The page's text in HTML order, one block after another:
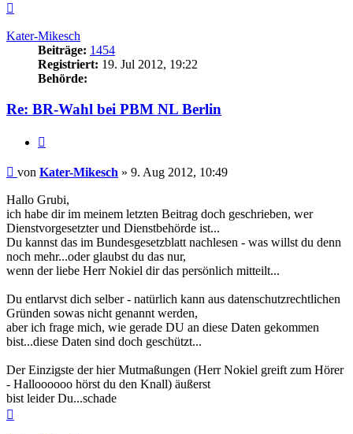
Kater-Mikesch
Beiträge: 1454
Registriert: 19. Jul 2012, 19:22
Behörde:
Re: BR-Wahl bei PBM NL Berlin
Beitrag
von Kater-Mikesch » 9. Aug 2012, 10:49
Hallo Grubi,
ich habe dir im meinem letzten Beitrag doch geschrieben, wer
Dienstvorgesetzter und Dienstbehörde ist...
Du kannst das im Bundesgesetzblatt nachlesen - was willst du denn
noch mehr...oder glaubst du das nur,
wenn der liebe Herr Nokiel dir das persönlich mitteilt...
Du entlarvst dich selber - natürlich kann aus datenschutzrechtlichen
Gründen sowas nicht genannt werden,
aber ich frage mich, wie gerade DU an diese Daten gekommen
bist...diese Daten sind doch geschützt...
Der Einzigste der hier Mutmaßungen (Herr Nokiel greift zum Hörer
- Halloooooo hörst du den Knall) äußerst
bist leider Du...schade